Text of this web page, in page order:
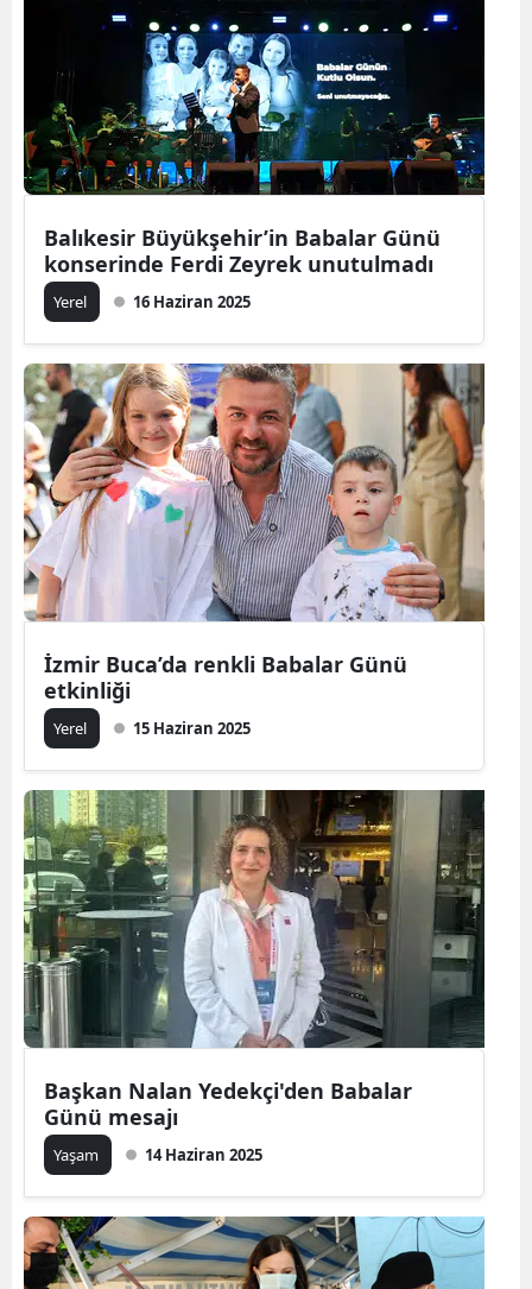
Balıkesir Büyükşehir’in Babalar Günü
konserinde Ferdi Zeyrek unutulmadı
Yerel 16 Haziran 2025
İzmir Buca’da renkli Babalar Günü
etkinliği
Yerel 15 Haziran 2025
Başkan Nalan Yedekçi'den Babalar
Günü mesajı
Yaşam 14 Haziran 2025